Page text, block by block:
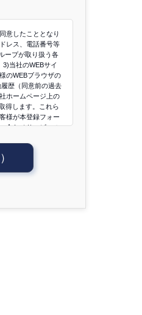
意したこととなり
レス、電話番号等
ープが取り扱う各
当社のWEBサイ
のWEBブラウザの
歴（同意前の過去
ホームページ上の
得します。これら
様が本登録フォー
合わせサービスの
個人情報につい
共同利用である場
、第三者に提供す